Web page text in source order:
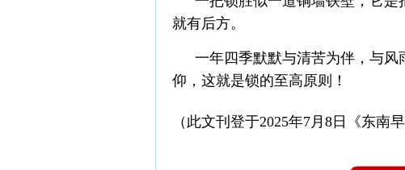
就有后方。
一年四季默默与清苦为伴，与
仰，这就是锁的至高原则！
（此文刊登于2025年7月8日《东南